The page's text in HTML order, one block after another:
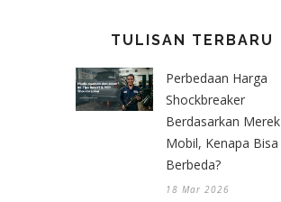
TULISAN TERBARU
Perbedaan Harga
Shockbreaker
Berdasarkan Merek
Mobil, Kenapa Bisa
Berbeda?
18 Mar 2026